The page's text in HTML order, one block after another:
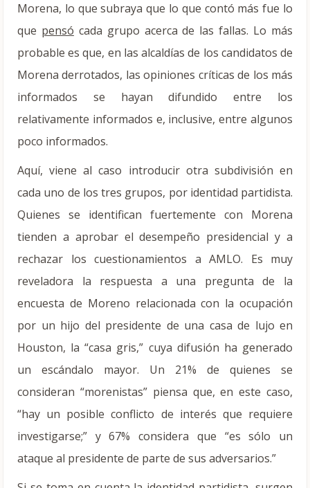
Morena, lo que subraya que lo que contó más fue lo
que pensó cada grupo acerca de las fallas. Lo más
probable es que, en las alcaldías de los candidatos de
Morena derrotados, las opiniones críticas de los más
informados se hayan difundido entre los
relativamente informados e, inclusive, entre algunos
poco informados.
Aquí, viene al caso introducir otra subdivisión en
cada uno de los tres grupos, por identidad partidista.
Quienes se identifican fuertemente con Morena
tienden a aprobar el desempeño presidencial y a
rechazar los cuestionamientos a AMLO. Es muy
reveladora la respuesta a una pregunta de la
encuesta de Moreno relacionada con la ocupación
por un hijo del presidente de una casa de lujo en
Houston, la “casa gris,” cuya difusión ha generado
un escándalo mayor. Un 21% de quienes se
consideran “morenistas” piensa que, en este caso,
“hay un posible conflicto de interés que requiere
investigarse;” y 67% considera que “es sólo un
ataque al presidente de parte de sus adversarios.”